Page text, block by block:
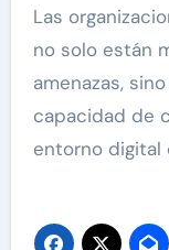
Las
no solo están
amenazas,
capacidad de
entorno digital